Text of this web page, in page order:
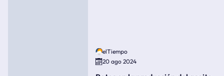
elTiempo
20 ago 2024